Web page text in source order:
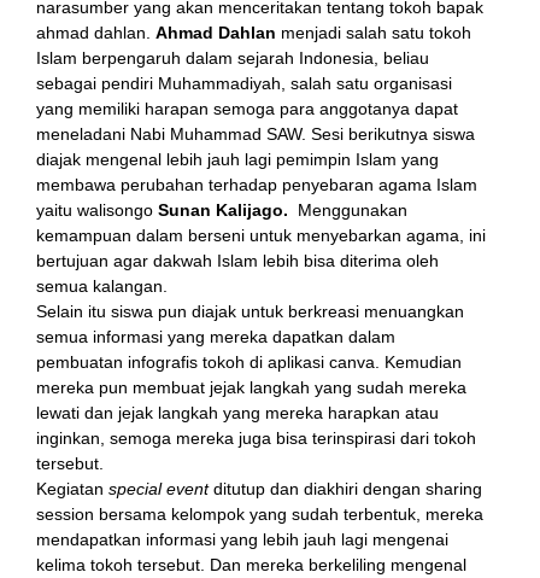
narasumber yang akan menceritakan tentang tokoh bapak
ahmad dahlan. Ahmad Dahlan menjadi salah satu tokoh
Islam berpengaruh dalam sejarah Indonesia, beliau
sebagai pendiri Muhammadiyah, salah satu organisasi
yang memiliki harapan semoga para anggotanya dapat
meneladani Nabi Muhammad SAW. Sesi berikutnya siswa
diajak mengenal lebih jauh lagi pemimpin Islam yang
membawa perubahan terhadap penyebaran agama Islam
yaitu walisongo Sunan Kalijago.
Menggunakan
kemampuan dalam berseni untuk menyebarkan agama, ini
bertujuan agar dakwah Islam lebih bisa diterima oleh
semua kalangan.
Selain itu siswa pun diajak untuk berkreasi menuangkan
semua informasi yang mereka dapatkan dalam
pembuatan infografis tokoh di aplikasi canva. Kemudian
mereka pun membuat jejak langkah yang sudah mereka
lewati dan jejak langkah yang mereka harapkan atau
inginkan, semoga mereka juga bisa terinspirasi dari tokoh
tersebut.
Kegiatan special eventditutup dan diakhiri dengan sharing
session bersama kelompok yang sudah terbentuk, mereka
mendapatkan informasi yang lebih jauh lagi mengenai
kelima tokoh tersebut. Dan mereka berkeliling mengenal